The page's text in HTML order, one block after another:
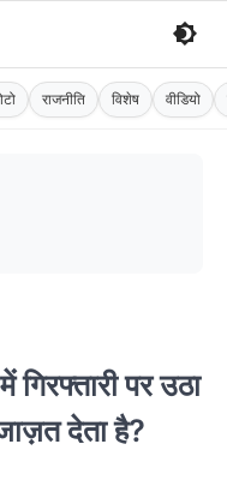
राजनीति विशेष वीडियो
गिरफ्तारी पर उठा
देता है?